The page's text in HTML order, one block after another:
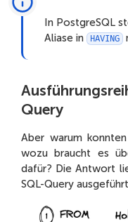
In PostgreSQL
Aliase in
HAVING
Query
Aber warum
wozu braucht es
dafür? Die Antwort
SQL-Query